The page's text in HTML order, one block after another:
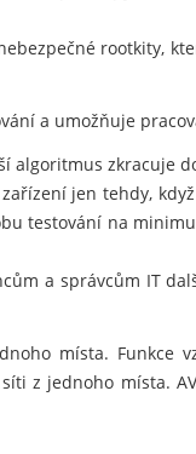
rootkity,
a umožňuje
algoritmus zkracuje
jen tehdy,
testování na
a správcům IT
místa. Funkce
z jednoho místa.